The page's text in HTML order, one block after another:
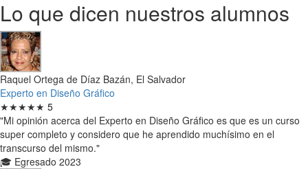
Lo que dicen nuestros alumnos
Raquel Ortega de Díaz Bazán, El Salvador
Experto en Diseño Gráfico
★★★★★ 5
"Mi opinión acerca del Experto en Diseño Gráfico es que es un curso
super completo y considero que he aprendido muchísimo en el
transcurso del mismo."
🎓 Egresado 2023